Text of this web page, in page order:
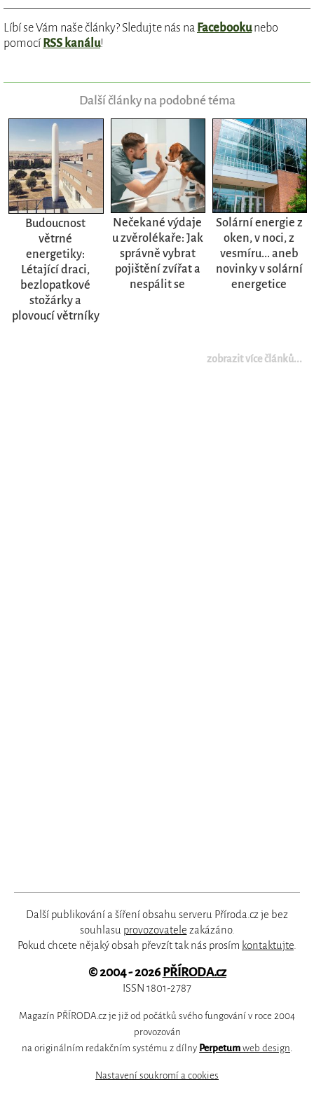
Líbí se Vám naše články? Sledujte nás na Facebookunebo
pomocíRSS kanálu!
Další články na podobné téma
Budoucnost
větrné
energetiky:
Létající draci,
bezlopatkové
stožárky a
plovoucí větrníky
Nečekané výdaje
u zvěrolékaře: Jak
správně vybrat
pojištění zvířat a
nespálit se
Solární energie z
oken, v noci, z
vesmíru... aneb
novinky v solární
energetice
zobrazit více článků...
Další publikování a šíření obsahu serveru Příroda.cz je bez
souhlasu provozovatele zakázáno.
Pokud chcete nějaký obsah převzít tak nás prosím kontaktujte
© 2004 - 2026PŘÍRODA.cz
ISSN 1801-2787
Magazín PŘÍRODA.cz je již od počátků svého fungování v roce 2004
provozován
na originálním redakčním systému z dílny Perpetum web design
Nastavení soukromí a cookies